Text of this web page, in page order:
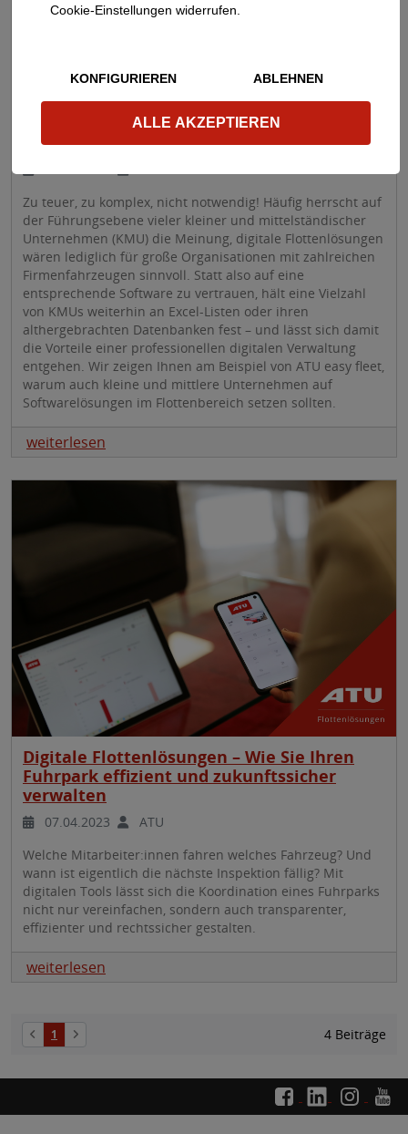
Ab wann lohnen sich digitale
Flottenlösungen? Der Mehrwert digitaler
Tools für KMU
Zu teuer, zu komplex, nicht notwendig! Häufig herrscht auf
der Führungsebene vieler kleiner und mittelständischer
Unternehmen (KMU) die Meinung, digitale Flottenlösungen
wären lediglich für große Organisationen mit zahlreichen
Firmenfahrzeugen sinnvoll. Statt also auf eine
entsprechende Software zu vertrauen, hält eine Vielzahl
von KMUs weiterhin an Excel-Listen oder ihren
althergebrachten Datenbanken fest – und lässt sich damit
die Vorteile einer professionellen digitalen Verwaltung
entgehen. Wir zeigen Ihnen am Beispiel von ATU easy fleet,
warum auch kleine und mittlere Unternehmen auf
Softwarelösungen im Flottenbereich setzen sollten.
weiterlesen
Digitale Flottenlösungen – Wie Sie Ihren
Fuhrpark effizient und zukunftssicher
verwalten
07.04.2023
ATU
Welche Mitarbeiter:innen fahren welches Fahrzeug? Und
wann ist eigentlich die nächste Inspektion fällig? Mit
digitalen Tools lässt sich die Koordination eines Fuhrparks
nicht nur vereinfachen, sondern auch transparenter,
effizienter und rechtssicher gestalten.
weiterlesen
1 4 Beiträge
Cookie-Einstellungen widerrufen.
KONFIGURIEREN ABLEHNEN
ALLE AKZEPTIEREN